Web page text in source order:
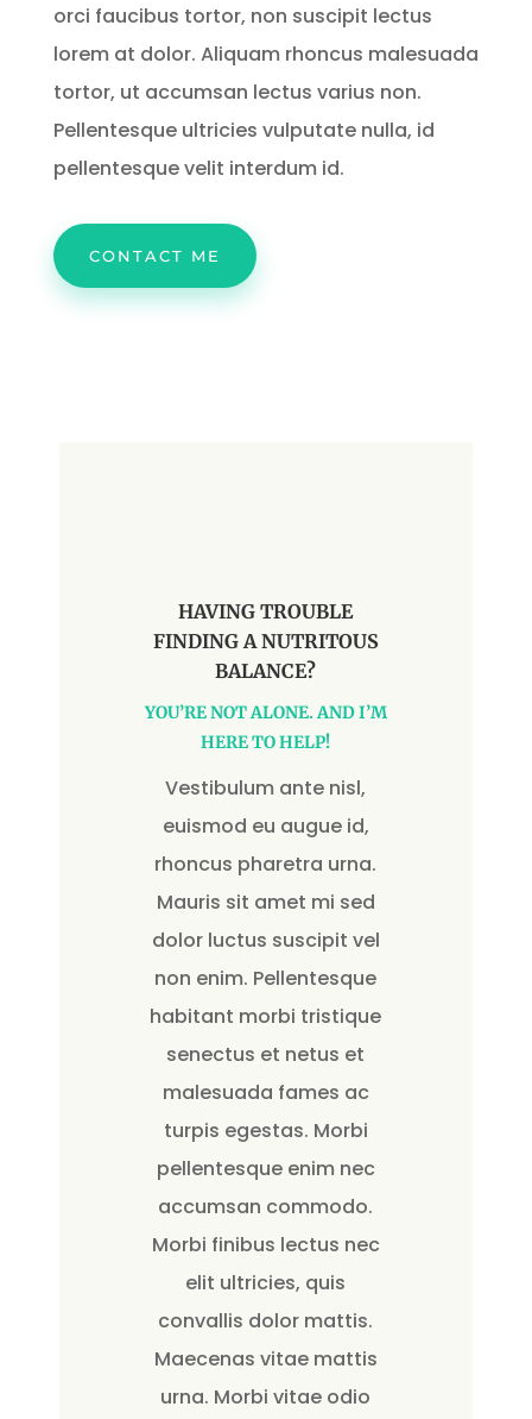
orci faucibus tortor, non suscipit lectus
lorem at dolor. Aliquam rhoncus malesuada
tortor, ut accumsan lectus varius non.
Pellentesque ultricies vulputate nulla, id
pellentesque velit interdum id.
CONTACT ME
HAVING TROUBLE
FINDING A NUTRITOUS
BALANCE?
YOU’RE NOT ALONE. AND I’M
HERE TO HELP!
Vestibulum ante nisl,
euismod eu augue id,
rhoncus pharetra urna.
Mauris sit amet mi sed
dolor luctus suscipit vel
non enim. Pellentesque
habitant morbi tristique
senectus et netus et
malesuada fames ac
turpis egestas. Morbi
pellentesque enim nec
accumsan commodo.
Morbi finibus lectus nec
elit ultricies, quis
convallis dolor mattis.
Maecenas vitae mattis
urna. Morbi vitae odio